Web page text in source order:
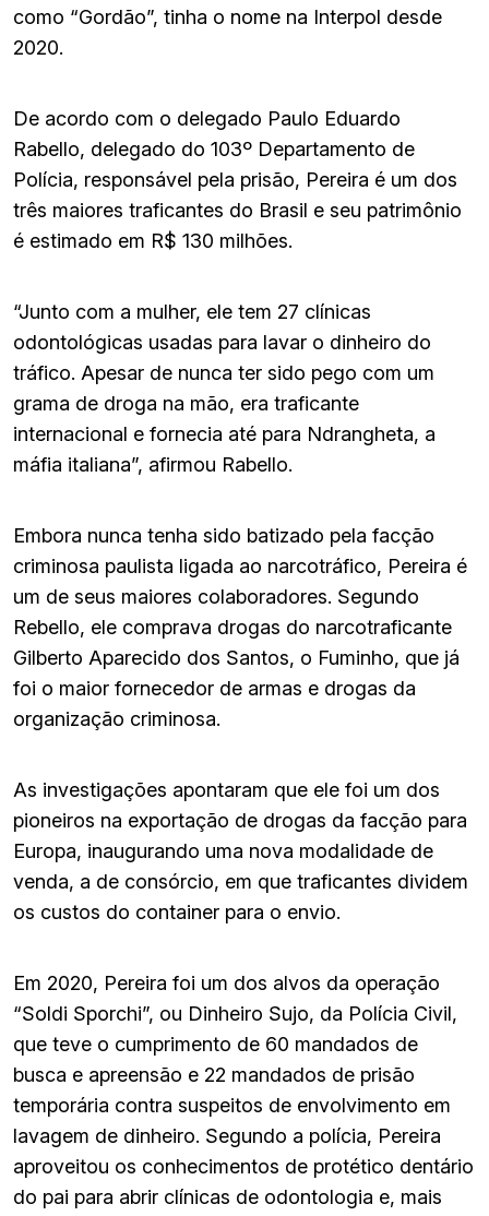
como “Gordão”, tinha o nome na Interpol desde
2020.
De acordo com o delegado Paulo Eduardo
Rabello, delegado do 103º Departamento de
Polícia, responsável pela prisão, Pereira é um dos
três maiores traficantes do Brasil e seu patrimônio
é estimado em R$ 130 milhões.
“Junto com a mulher, ele tem 27 clínicas
odontológicas usadas para lavar o dinheiro do
tráfico. Apesar de nunca ter sido pego com um
grama de droga na mão, era traficante
internacional e fornecia até para Ndrangheta, a
máfia italiana”, afirmou Rabello.
Embora nunca tenha sido batizado pela facção
criminosa paulista ligada ao narcotráfico, Pereira é
um de seus maiores colaboradores. Segundo
Rebello, ele comprava drogas do narcotraficante
Gilberto Aparecido dos Santos, o Fuminho, que já
foi o maior fornecedor de armas e drogas da
organização criminosa.
As investigações apontaram que ele foi um dos
pioneiros na exportação de drogas da facção para
Europa, inaugurando uma nova modalidade de
venda, a de consórcio, em que traficantes dividem
os custos do container para o envio.
Em 2020, Pereira foi um dos alvos da operação
“Soldi Sporchi”, ou Dinheiro Sujo, da Polícia Civil,
que teve o cumprimento de 60 mandados de
busca e apreensão e 22 mandados de prisão
temporária contra suspeitos de envolvimento em
lavagem de dinheiro. Segundo a polícia, Pereira
aproveitou os conhecimentos de protético dentário
do pai para abrir clínicas de odontologia e, mais